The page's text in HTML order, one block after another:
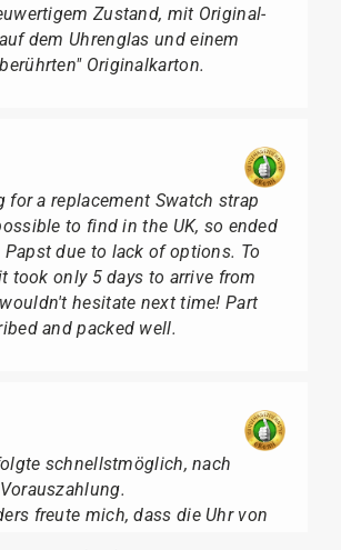
Zustand, mit Original-
dem Uhrenglas und einem
Originalkarton.
for a replacement Swatch strap
to find in the UK, so ended
due to lack of options. To
took only 5 days to arrive from
hesitate next time! Part
and packed well.
schnellstmöglich, nach
freute mich, dass die Uhr von